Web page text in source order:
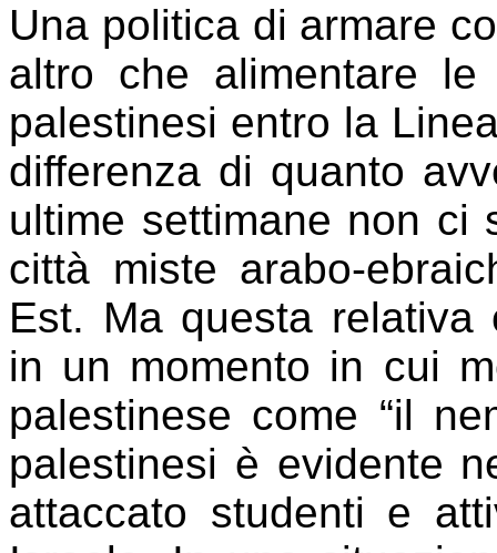
Una politica di armare
altro che alimentare
palestinesi entro la
differenza di quanto
ultime settimane non ci
città miste arabo-
Est. Ma questa relativa
in un momento in cui
palestinese come “il
palestinesi è evidente
attaccato studenti e